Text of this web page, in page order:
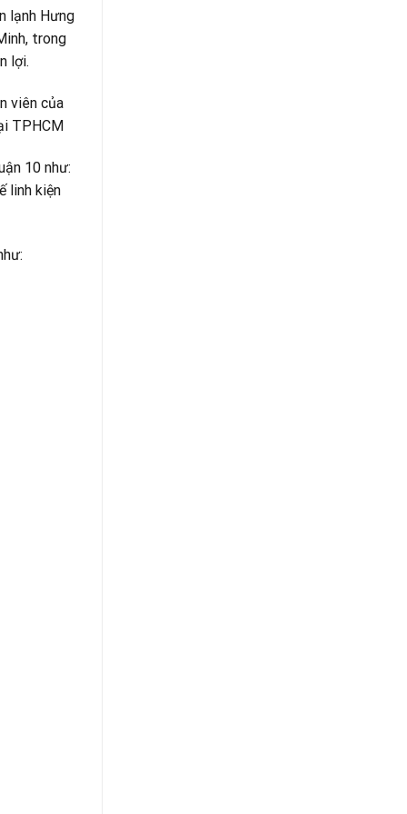
lạnh Hưng
trong
lợi.
viên của
TPHCM
10 như:
linh kiện